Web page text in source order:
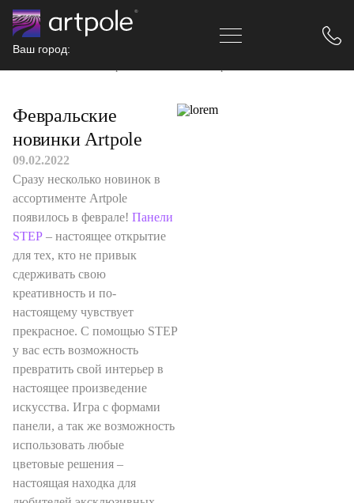
Ваш город:
Февральские
новинки Artpole
09.02.2022
Сразу несколько новинок в
ассортименте Artpole
появилось в феврале! Панели
STEP – настоящее открытие
для тех, кто не привык
сдерживать свою
креативность и по-
настоящему чувствует
прекрасное. С помощью STEP
у вас есть возможность
превратить свой интерьер в
настоящее произведение
искусства. Игра с формами
панели, а так же возможность
использовать любые
цветовые решения –
настоящая находка для